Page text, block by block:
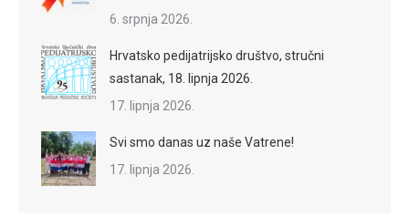
6. srpnja 2026.
Hrvatsko pedijatrijsko društvo, stručni
sastanak, 18. lipnja 2026.
17. lipnja 2026.
Svi smo danas uz naše Vatrene!
17. lipnja 2026.